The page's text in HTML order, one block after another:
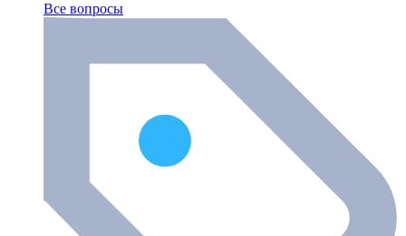
Все вопросы